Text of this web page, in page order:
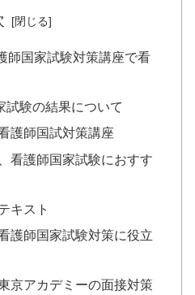
師国家試験対策講座で看
試験の結果について
護師国試対策講座
看護師国家試験におすす
キスト
護師国家試験対策に役立
京アカデミーの面接対策